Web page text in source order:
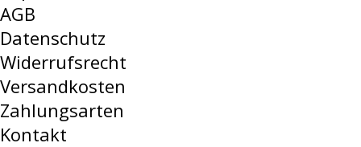
AGB
Datenschutz
Widerrufsrecht
Versandkosten
Zahlungsarten
Kontakt